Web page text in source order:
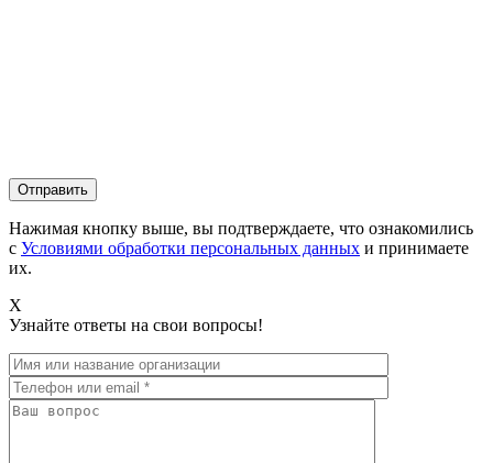
Нажимая кнопку выше, вы подтверждаете, что ознакомились
с Условиями обработки персональных данных и принимаете
их.
X
Узнайте ответы на свои вопросы!